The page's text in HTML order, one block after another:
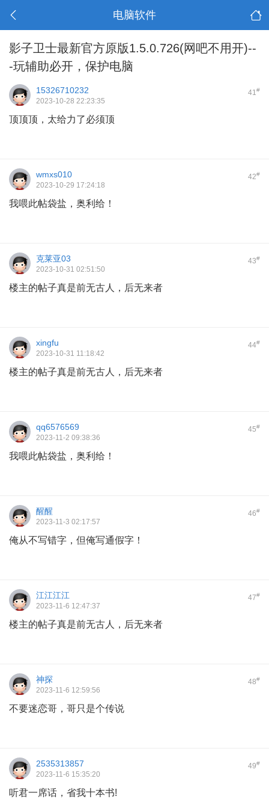
电脑软件
影子卫士最新官方原版1.5.0.726(网吧不用开)--
-玩辅助必开，保护电脑
41#
15326710232
2023-10-28 22:23:35
顶顶顶，太给力了必须顶
42#
wmxs010
2023-10-29 17:24:18
我喂此帖袋盐，奥利给！
43#
克莱亚03
2023-10-31 02:51:50
楼主的帖子真是前无古人，后无来者
44#
xingfu
2023-10-31 11:18:42
楼主的帖子真是前无古人，后无来者
45#
qq6576569
2023-11-2 09:38:36
我喂此帖袋盐，奥利给！
46#
醒醒
2023-11-3 02:17:57
俺从不写错字，但俺写通假字！
47#
江江江江
2023-11-6 12:47:37
楼主的帖子真是前无古人，后无来者
48#
神探
2023-11-6 12:59:56
不要迷恋哥，哥只是个传说
49#
2535313857
2023-11-6 15:35:20
听君一席话，省我十本书!